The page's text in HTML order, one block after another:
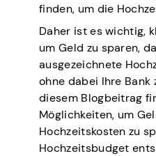
finden, um die
Daher ist es wichtig,
um Geld zu sparen,
ausgezeichnete
ohne dabei Ihre Bank
diesem Blogbeitrag
Möglichkeiten, um
Hochzeitskosten zu
Hochzeitsbudget